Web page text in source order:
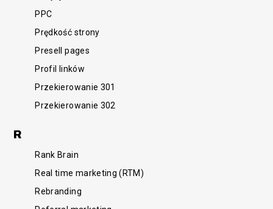
PPC
Prędkość strony
Presell pages
Profil linków
Przekierowanie 301
Przekierowanie 302
R
Rank Brain
Real time marketing (RTM)
Rebranding